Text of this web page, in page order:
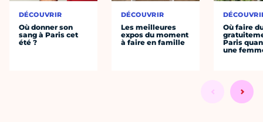
DÉCOUVRIR
Où donner son
sang à Paris cet
été ?
DÉCOUVRIR
Les meilleures
expos du moment
à faire en famille
Où faire
Paris
une